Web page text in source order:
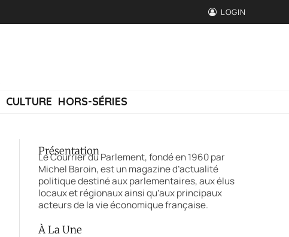
LOGIN
CULTURE HORS-SÉRIES
Présentation
Le Courrier du Parlement, fondé en 1960 par
Michel Baroin, est un magazine d’actualité
politique destiné aux parlementaires, aux élus
locaux et régionaux ainsi qu’aux principaux
acteurs de la vie économique française.
À La Une